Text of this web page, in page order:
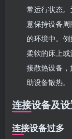
常运行状态
意保持设备
的环境中。
柔软的床上
接散热设备
助设备散热。
连接设备及
连接设备过多